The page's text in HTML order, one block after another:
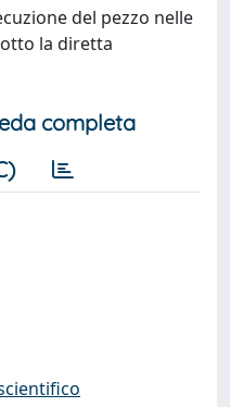
del pezzo nelle
la diretta
completa